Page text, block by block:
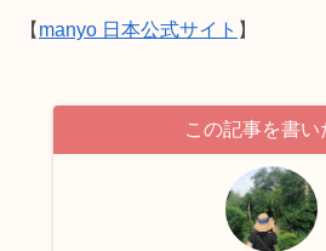
【 manyo 日本公式サイト 】
この記事を書い